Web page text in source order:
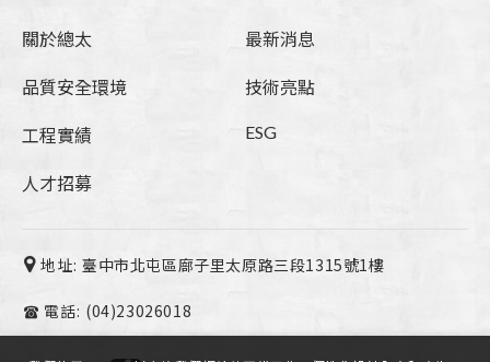
關於總太 最新消息
品質安全環境 技術亮點
工程實績 ESG
人才招募
地址: 臺中市北屯區廍子里太原路三段1315號1樓
電話: (04)23026018